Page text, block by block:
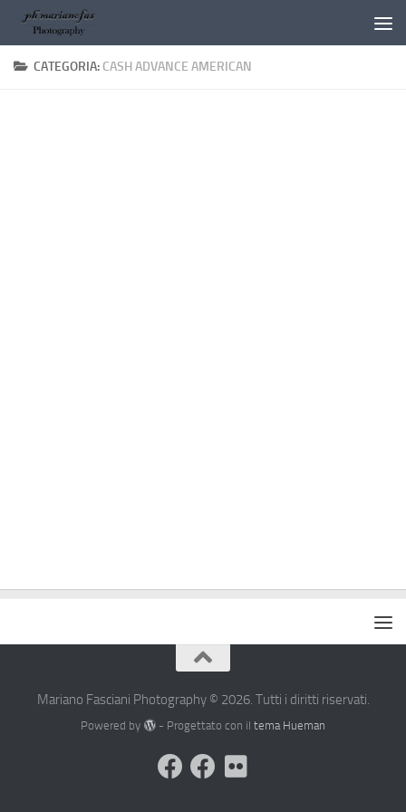
Salta al contenuto
CATEGORIA: CASH ADVANCE AMERICAN
Mariano Fasciani Photography © 2026. Tutti i diritti riservati.
Powered by - Progettato con il tema Hueman